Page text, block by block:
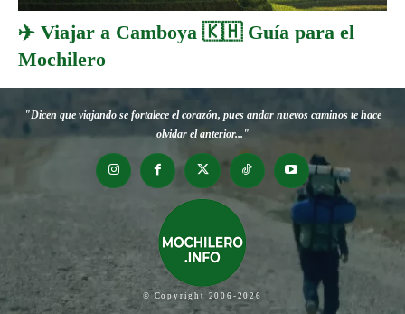
✈️ Viajar a Camboya 🇰🇭 Guía para el
Mochilero
"Dicen que viajando se fortalece el corazón, pues andar nuevos caminos te hace
olvidar el anterior..."
© Copyright 2006-2026